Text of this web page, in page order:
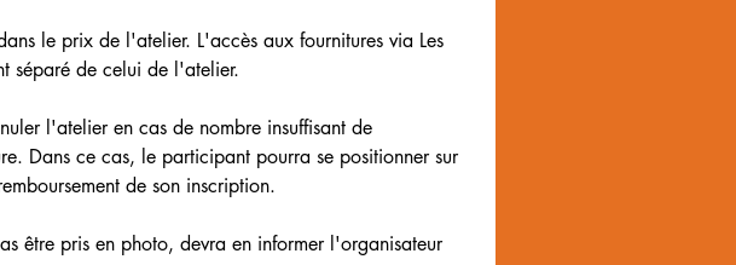
le prix de l'atelier. L'accès aux fournitures via Les
séparé de celui de l'atelier.
l'atelier en cas de nombre insuffisant de
Dans ce cas, le participant pourra se positionner sur
de son inscription.
être pris en photo, devra en informer l'organisateur